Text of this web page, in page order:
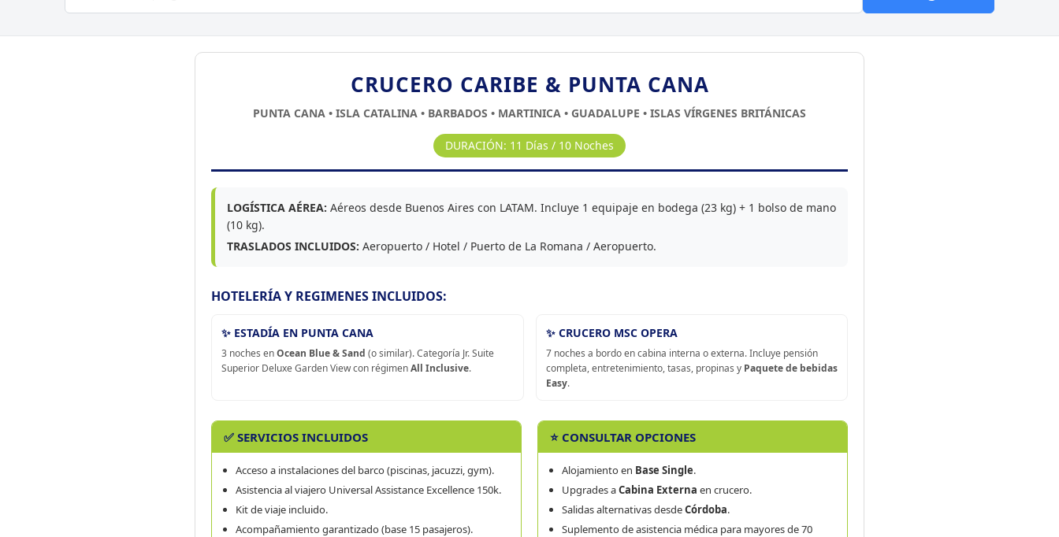
CRUCERO CARIBE & PUNTA CANA
PUNTA CANA • ISLA CATALINA • BARBADOS • MARTINICA • GUADALUPE • ISLAS VÍRGENES BRITÁNICAS
DURACIÓN: 11 Días / 10 Noches
LOGÍSTICA AÉREA: Aéreos desde Buenos Aires con LATAM. Incluye 1 equipaje en bodega (23 kg) + 1 bolso de mano
(10 kg).
TRASLADOS INCLUIDOS: Aeropuerto / Hotel / Puerto de La Romana / Aeropuerto.
HOTELERÍA Y REGIMENES INCLUIDOS:
✨ ESTADÍA EN PUNTA CANA
3 noches enOcean Blue & Sand (o similar). Categoría Jr. Suite
Superior Deluxe Garden View con régimenAll Inclusive.
✨ CRUCERO MSC OPERA
7 noches a bordo en cabina interna o externa. Incluye pensión
completa, entretenimiento, tasas, propinas y Paquete de bebidas
Easy.
✅ SERVICIOS INCLUIDOS
Acceso a instalaciones del barco (piscinas, jacuzzi, gym).
Asistencia al viajero Universal Assistance Excellence 150k.
Kit de viaje incluido.
Acompañamiento garantizado (base 15 pasajeros).
⭐ CONSULTAR OPCIONES
Alojamiento en Base Single.
Upgrades aCabina Externa en crucero.
Salidas alternativas desdeCórdoba.
Suplemento de asistencia médica para mayores de 70